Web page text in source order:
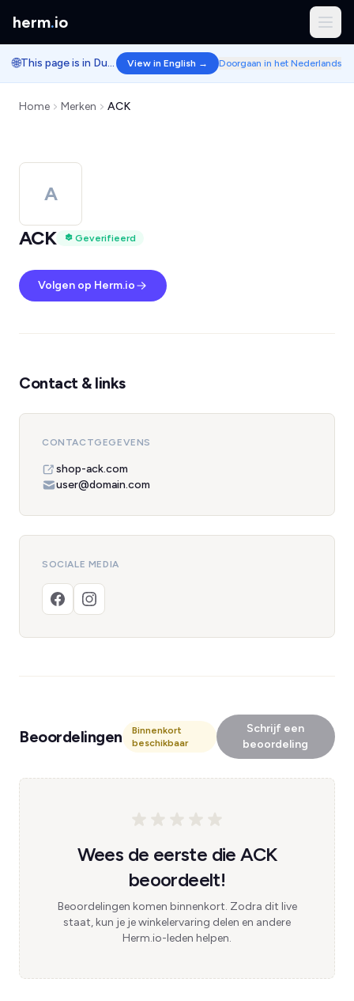
herm.io
🌐 This page is in Dutch. View in English → Doorgaan in het Nederlands
Home Merken ACK
A
ACK
Geverifieerd
Volgen op Herm.io
Contact & links
CONTACTGEGEVENS
shop-ack.com
user@domain.com
SOCIALE MEDIA
Beoordelingen
Binnenkort
beschikbaar
Schrijf een
beoordeling
Wees de eerste die ACK
beoordeelt!
Beoordelingen komen binnenkort. Zodra dit live
staat, kun je je winkelervaring delen en andere
Herm.io-leden helpen.